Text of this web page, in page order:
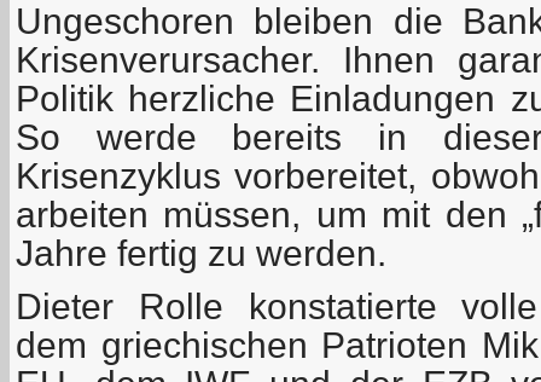
Ungeschoren bleiben die
Krisenverursacher. Ihnen
Politik herzliche Einladungen
So werde bereits in
Krisenzyklus vorbereitet,
arbeiten müssen, um mit den
Jahre fertig zu werden.
Dieter Rolle konstatierte
dem griechischen Patrioten